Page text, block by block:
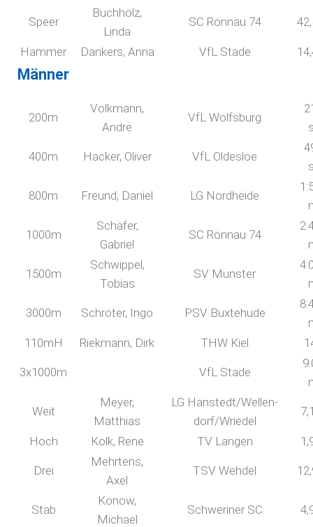
Speer
Buchholz,
Linda
SC Rönnau 74
Hammer Dankers, Anna VfL Stade
Männer
200m
Volkmann,
Andre
VfL Wolfsburg
400m Hacker, Oliver VfL Oldesloe
800m Freund, Daniel LG Nordheide
1000m
Schäfer,
Gabriel
SC Rönnau 74
1500m
Schwippel,
Tobias
SV Munster
3000m Schröter, Ingo PSV Buxtehude
110mH
Riekmann, Dirk THW Kiel
3x1000m VfL Stade
Weit
Meyer,
Matthias
LG Hanstedt/Wellen-
dorf/Wriedel
Hoch Kolk, Rene TV Langen
Drei
Mehrtens,
Axel
TSV Wehdel
Stab
Konow,
Michael
Schweriner SC